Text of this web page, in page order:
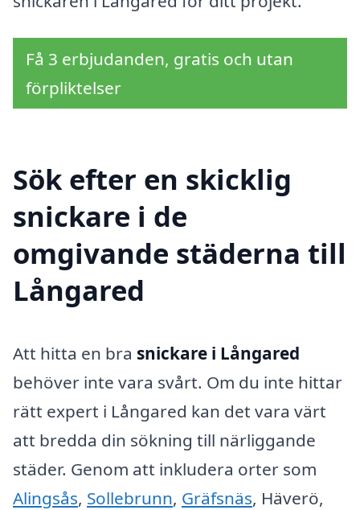
Få 3 erbjudanden, gratis och utan
förpliktelser
Sök efter en skicklig
snickare i de
omgivande städerna till
Långared
Att hitta en bra snickare i Långared
behöver inte vara svårt. Om du inte hittar
rätt expert i Långared kan det vara värt
att bredda din sökning till närliggande
städer. Genom att inkludera orter som
Alingsås, Sollebrunn, Gräfsnäs, Häverö,